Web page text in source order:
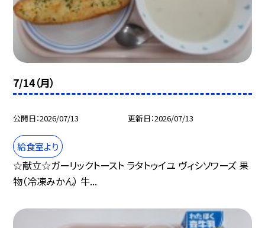
7/14（月）
公開日 2026/07/13 更新日 2026/07/13
給食室より
☆献立☆ガーリックトースト ラタトゥイユ ヴィシソワーズ 果
物（冷凍みかん） 牛...